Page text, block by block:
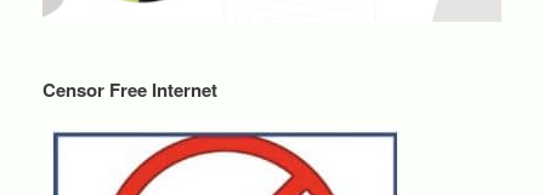
Censor Free Internet